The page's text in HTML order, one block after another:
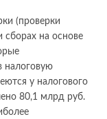
(проверки
сборах на основе
налоговую
у налогового
80,1 млрд руб.